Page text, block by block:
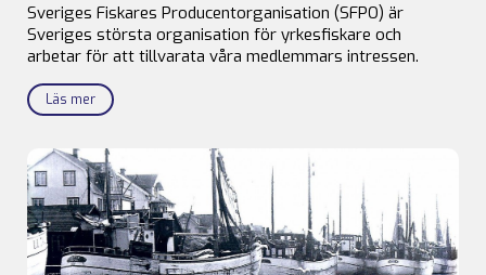
Sveriges Fiskares Producentorganisation (SFPO) är
Sveriges största organisation för yrkesfiskare och
arbetar för att tillvarata våra medlemmars intressen.
Läs mer